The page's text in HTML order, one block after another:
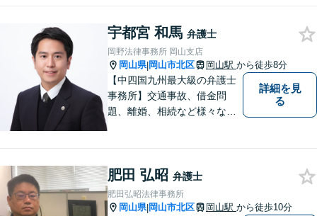
でも構いません。お気軽にご
相談ください。【土曜日も受
付可能】【専用駐車場あり】
宇都宮 和馬 弁護士
岡野法律事務所 岡山支店
岡山県|岡山市北区 岡山駅 から徒歩8分
【中四国九州最大級の弁護士
事務所】交通事故、借金問
題、離婚、相続など様々な問
い！
詳細を見
る
肥田 弘昭 弁護士
肥田弘昭法律事務所
岡山県|岡山市北区 岡山駅 から徒歩10分